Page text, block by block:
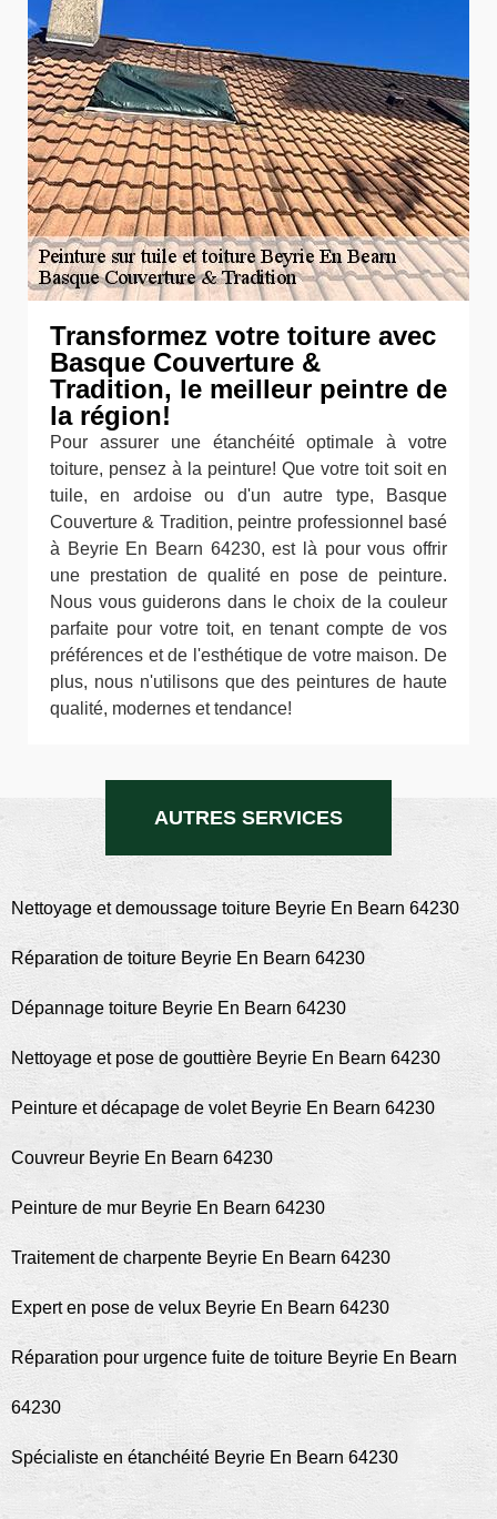
Transformez votre toiture avec
Basque Couverture &
Tradition, le meilleur peintre de
la région!
Pour assurer une étanchéité optimale à votre
toiture, pensez à la peinture! Que votre toit soit en
tuile, en ardoise ou d'un autre type, Basque
Couverture & Tradition, peintre professionnel basé
à Beyrie En Bearn 64230, est là pour vous offrir
une prestation de qualité en pose de peinture.
Nous vous guiderons dans le choix de la couleur
parfaite pour votre toit, en tenant compte de vos
préférences et de l'esthétique de votre maison. De
plus, nous n'utilisons que des peintures de haute
qualité, modernes et tendance!
AUTRES SERVICES
Nettoyage et demoussage toiture Beyrie En Bearn 64230
Réparation de toiture Beyrie En Bearn 64230
Dépannage toiture Beyrie En Bearn 64230
Nettoyage et pose de gouttière Beyrie En Bearn 64230
Peinture et décapage de volet Beyrie En Bearn 64230
Couvreur Beyrie En Bearn 64230
Peinture de mur Beyrie En Bearn 64230
Traitement de charpente Beyrie En Bearn 64230
Expert en pose de velux Beyrie En Bearn 64230
Réparation pour urgence fuite de toiture Beyrie En Bearn
64230
Spécialiste en étanchéité Beyrie En Bearn 64230